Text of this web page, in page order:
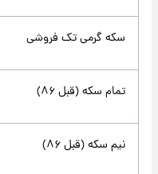
سکه گرمی تک فروشی
تمام سکه (قبل ۸۶)
نیم سکه (قبل ۸۶)